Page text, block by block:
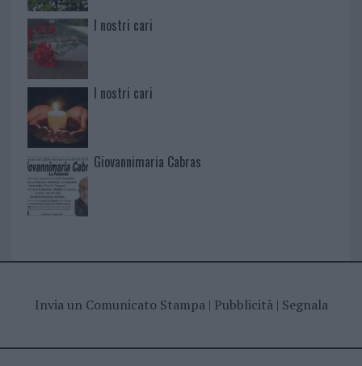
I nostri cari
I nostri cari
Giovannimaria Cabras
Invia un Comunicato Stampa| Pubblicità| Segnala